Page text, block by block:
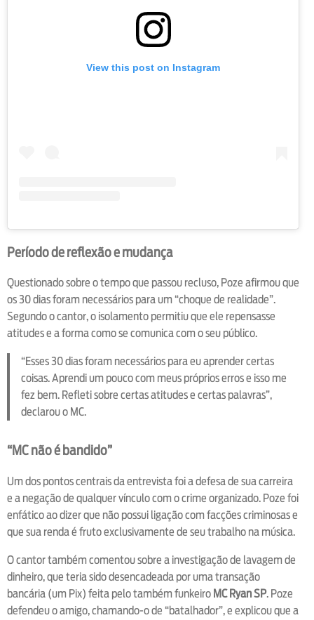
View this post on Instagram
Período de reflexão e mudança
Questionado sobre o tempo que passou recluso, Poze afirmou que
os 30 dias foram necessários para um “choque de realidade”.
Segundo o cantor, o isolamento permitiu que ele repensasse
atitudes e a forma como se comunica com o seu público.
“Esses 30 dias foram necessários para eu aprender certas
coisas. Aprendi um pouco com meus próprios erros e isso me
fez bem. Refleti sobre certas atitudes e certas palavras”,
declarou o MC.
“MC não é bandido”
Um dos pontos centrais da entrevista foi a defesa de sua carreira
e a negação de qualquer vínculo com o crime organizado. Poze foi
enfático ao dizer que não possui ligação com facções criminosas e
que sua renda é fruto exclusivamente de seu trabalho na música.
O cantor também comentou sobre a investigação de lavagem de
dinheiro, que teria sido desencadeada por uma transação
bancária (um Pix) feita pelo também funkeiro MC Ryan SP. Poze
defendeu o amigo, chamando-o de “batalhador”, e explicou que a